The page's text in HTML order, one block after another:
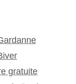
gratuite